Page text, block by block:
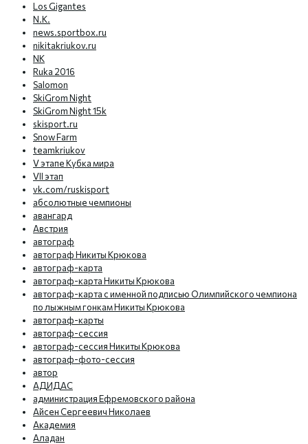
Los Gigantes
N.K.
news.sportbox.ru
nikitakriukov.ru
NK
Ruka 2016
Salomon
SkiGrom Night
SkiGrom Night 15k
skisport.ru
Snow Farm
teamkriukov
V этапе Кубка мира
VII этап
vk.com/ruskisport
абсолютные чемпионы
авангард
Австрия
автограф
автограф Никиты Крюкова
автограф-карта
автограф-карта Никиты Крюкова
автограф-карта с именной подписью Олимпийского чемпиона
по лыжным гонкам Никиты Крюкова
автограф-карты
автограф-сессия
автограф-сессия Никиты Крюкова
автограф-фото-сессия
автор
АДИДАС
администрация Ефремовского района
Айсен Сергеевич Николаев
Академия
Аладан